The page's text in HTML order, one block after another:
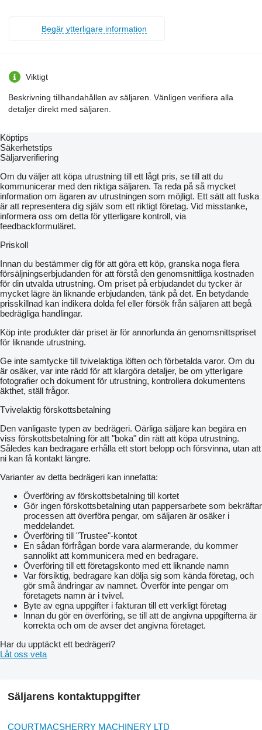
Begär ytterligare information
Viktigt
Beskrivning tillhandahållen av säljaren. Vänligen verifiera alla
detaljer direkt med säljaren.
Köptips
Säkerhetstips
Säljarverifiering
Om du väljer att köpa utrustning till ett lågt pris, se till att du
kommunicerar med den riktiga säljaren. Ta reda på så mycket
information om ägaren av utrustningen som möjligt. Ett sätt att fuska
är att representera dig själv som ett riktigt företag. Vid misstanke,
informera oss om detta för ytterligare kontroll, via
feedbackformuläret.
Priskoll
Innan du bestämmer dig för att göra ett köp, granska noga flera
försäljningserbjudanden för att förstå den genomsnittliga kostnaden
för din utvalda utrustning. Om priset på erbjudandet du tycker är
mycket lägre än liknande erbjudanden, tänk på det. En betydande
prisskillnad kan indikera dolda fel eller försök från säljaren att begå
bedrägliga handlingar.
Köp inte produkter där priset är för annorlunda än genomsnittspriset
för liknande utrustning.
Ge inte samtycke till tvivelaktiga löften och förbetalda varor. Om du
är osäker, var inte rädd för att klargöra detaljer, be om ytterligare
fotografier och dokument för utrustning, kontrollera dokumentens
äkthet, ställ frågor.
Tvivelaktig förskottsbetalning
Den vanligaste typen av bedrägeri. Oärliga säljare kan begära en
viss förskottsbetalning för att "boka" din rätt att köpa utrustning.
Således kan bedragare erhålla ett stort belopp och försvinna, utan att
ni kan få kontakt längre.
Varianter av detta bedrägeri kan innefatta:
Överföring av förskottsbetalning till kortet
Gör ingen förskottsbetalning utan pappersarbete som bekräftar
processen att överföra pengar, om säljaren är osäker i
meddelandet.
Överföring till "Trustee"-kontot
En sådan förfrågan borde vara alarmerande, du kommer
sannolikt att kommunicera med en bedragare.
Överföring till ett företagskonto med ett liknande namn
Var försiktig, bedragare kan dölja sig som kända företag, och
gör små ändringar av namnet. Överför inte pengar om
företagets namn är i tvivel.
Byte av egna uppgifter i fakturan till ett verkligt företag
Innan du gör en överföring, se till att de angivna uppgifterna är
korrekta och om de avser det angivna företaget.
Har du upptäckt ett bedrägeri?
Låt oss veta
Säljarens kontaktuppgifter
COURTMACSHERRY MACHINERY LTD